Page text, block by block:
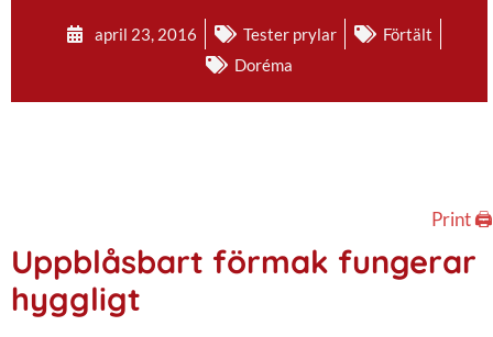
april 23, 2016 Tester prylar
Förtält
Doréma
Print 🖨
Uppblåsbart förmak fungerar
hyggligt